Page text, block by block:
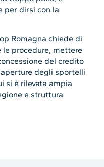
per dirsi con la
Romagna chiede di
procedure, mettere
del credito
degli sportelli
si è rilevata ampia
e struttura